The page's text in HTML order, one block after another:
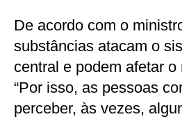
De acordo com o
substâncias atacam o
central e podem afetar o
“Por isso, as pessoas
perceber, às vezes,